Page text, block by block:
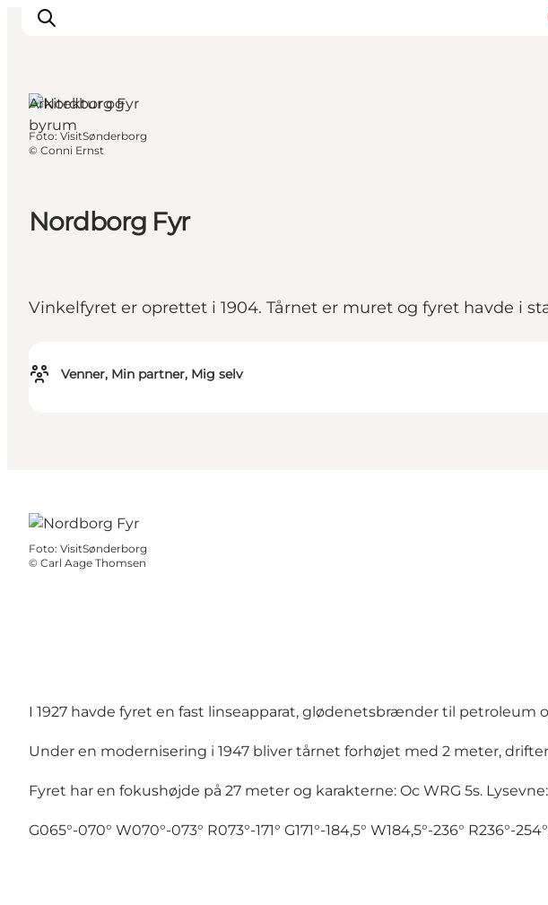
Oplevelser
Overnatning
Nordborg Fyr
Vinkelfyret er oprettet i 1904. Tårnet er muret og fyret havde i
Venner, Min partner, Mig selv
Arkitektur og
byrum
Foto: VisitSønderborg
© Conni Ernst
Foto: VisitSønderborg
© Carl Aage Thomsen
I 1927 havde fyret en fast linseapparat, glødenetsbrænder til petroleum
Under en modernisering i 1947 bliver tårnet forhøjet med 2 meter,
Fyret har en fokushøjde på 27 meter og karakterne: Oc WRG 5s. Lysevne:
G065°-070° W070°-073° R073°-171° G171°-184,5° W184,5°-236° R236°-